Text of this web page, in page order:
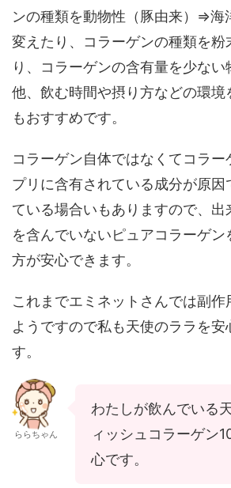
ンの種類を動物性（豚由来）⇒海
変えたり、コラーゲンの種類を
り、コラーゲンの含有量を少ない
他、飲む時間や摂り方などの環境
もおすすめです。
コラーゲン自体ではなくてコラー
プリに含有されている成分が原因
ている場合いもありますので、出
を含んでいないピュアコラーゲン
方が安心できます。
これまでエミネットさんでは副作
ようですので私も天使のララを安
す。
ららちゃん
わたしが飲んでいる
ィッシュコラーゲン
心です。